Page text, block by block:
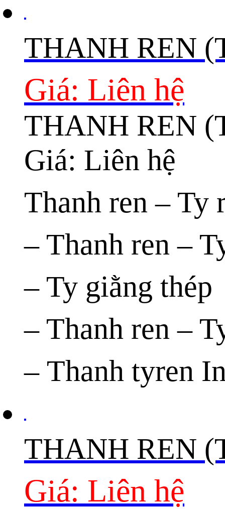
THANH REN
Giá: Liên hệ
THANH REN
Giá: Liên hệ
Thanh ren – Ty
– Thanh ren –
– Ty giằng thép
– Thanh ren –
– Thanh tyren
THANH REN
Giá: Liên hệ